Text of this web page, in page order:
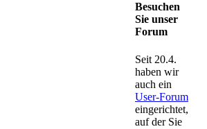
Besuchen
Sie unser
Forum
Seit 20.4.
haben wir
auch ein
User-Forum
eingerichtet,
auf der Sie